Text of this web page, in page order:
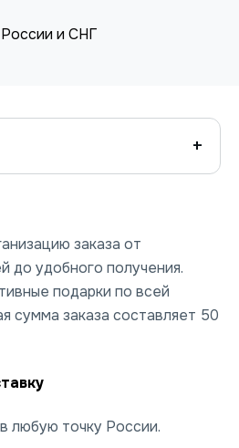
и СНГ
заказа от
до удобного получения.
подарки по всей
сумма заказа составляет 50
любую точку России.